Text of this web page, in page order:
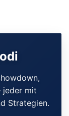
jeder mit
Strategien.